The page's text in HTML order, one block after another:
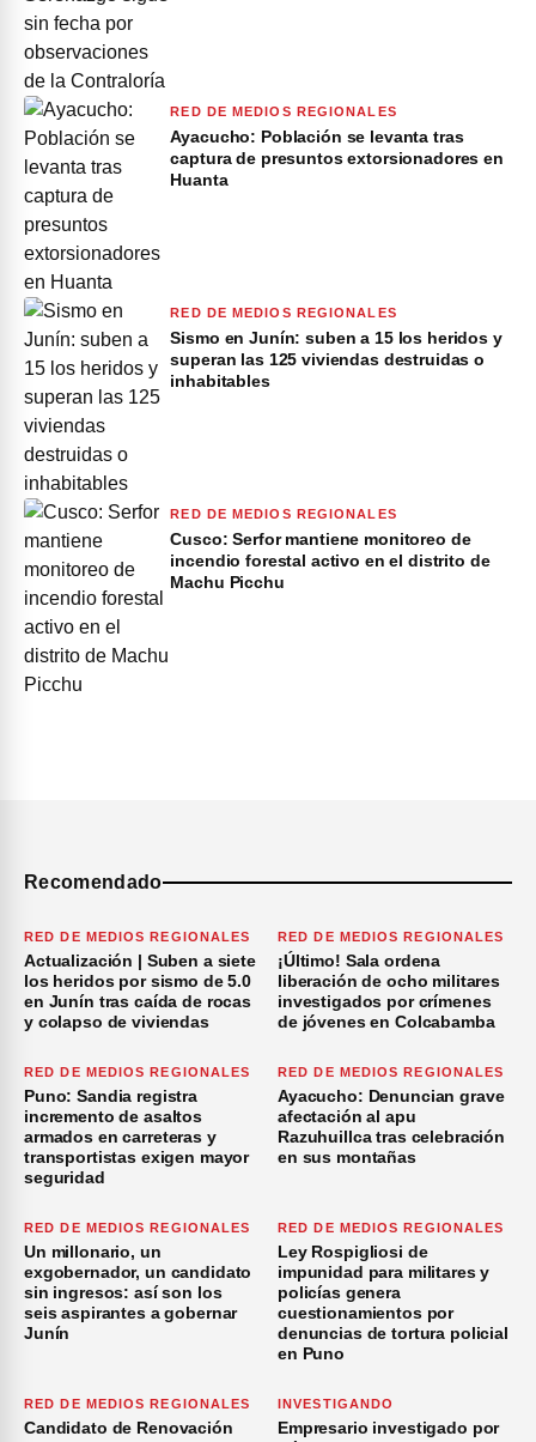
RED DE MEDIOS REGIONALES
Ayacucho: Población se levanta tras
captura de presuntos extorsionadores en
Huanta
RED DE MEDIOS REGIONALES
Sismo en Junín: suben a 15 los heridos y
superan las 125 viviendas destruidas o
inhabitables
RED DE MEDIOS REGIONALES
Cusco: Serfor mantiene monitoreo de
incendio forestal activo en el distrito de
Machu Picchu
Recomendado
RED DE MEDIOS REGIONALES
Actualización | Suben a siete
los heridos por sismo de 5.0
en Junín tras caída de rocas
y colapso de viviendas
RED DE MEDIOS REGIONALES
¡Último! Sala ordena
liberación de ocho militares
investigados por crímenes
de jóvenes en Colcabamba
RED DE MEDIOS REGIONALES
Puno: Sandia registra
incremento de asaltos
armados en carreteras y
transportistas exigen mayor
seguridad
RED DE MEDIOS REGIONALES
Ayacucho: Denuncian grave
afectación al apu
Razuhuillca tras celebración
en sus montañas
RED DE MEDIOS REGIONALES
Un millonario, un
exgobernador, un candidato
sin ingresos: así son los
seis aspirantes a gobernar
Junín
RED DE MEDIOS REGIONALES
Ley Rospigliosi de
impunidad para militares y
policías genera
cuestionamientos por
denuncias de tortura policial
en Puno
RED DE MEDIOS REGIONALES
Candidato de Renovación
INVESTIGANDO
Empresario investigado por